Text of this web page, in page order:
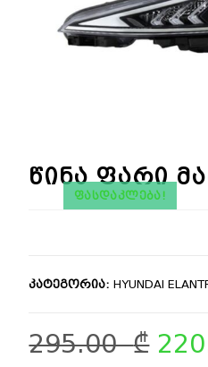
ᲤᲐᲡᲓᲐᲙᲚᲔᲑᲐ!
წინა ფარი
კატეგორია:HYUNDAI
295.00₾